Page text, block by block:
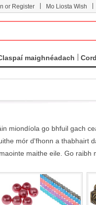
or Register Mo Liosta Wish
maighnéadach
miondíola go bhfuil gach
mór d'fhonn a thabhairt
maithe eile. Go raibh